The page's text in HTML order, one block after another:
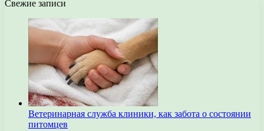
Свежие записи
Ветеринарная служба клиники, как забота о состоянии
питомцев